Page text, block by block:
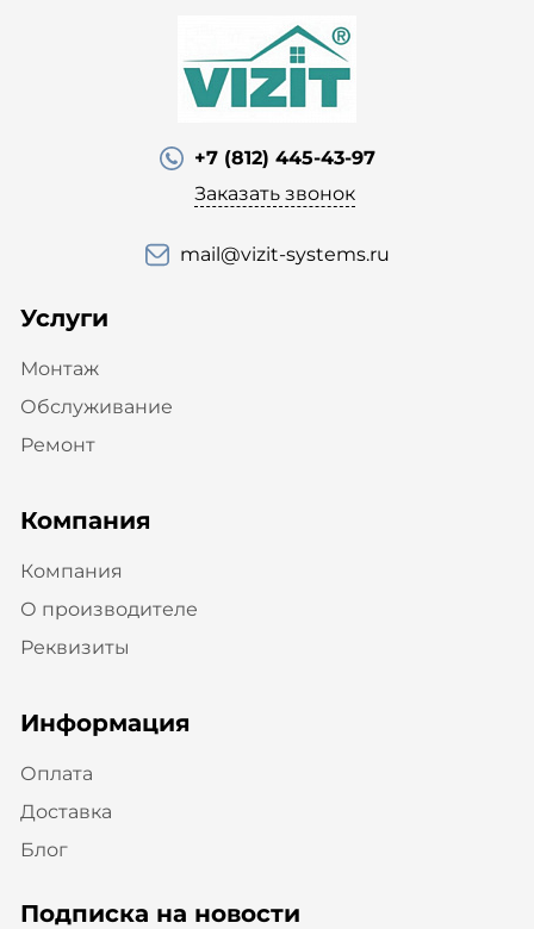
+7 (812) 445-43-97
Заказать звонок
mail@vizit-systems.ru
Услуги
Монтаж
Обслуживание
Ремонт
Компания
Компания
О производителе
Реквизиты
Информация
Оплата
Доставка
Блог
Подписка на новости